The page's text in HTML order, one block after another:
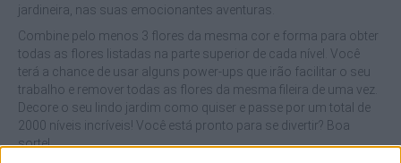
jardineira, nas suas emocionantes aventuras.
Combine pelo menos 3 flores da mesma cor e forma para obter
todas as flores listadas na parte superior de cada nível. Você
terá a chance de usar alguns power-ups que irão facilitar o seu
trabalho e remover todas as flores da mesma fileira de uma vez.
Decore o seu lindo jardim como quiser e passe por um total de
2000 níveis incríveis! Você está pronto para se divertir? Boa
sorte!